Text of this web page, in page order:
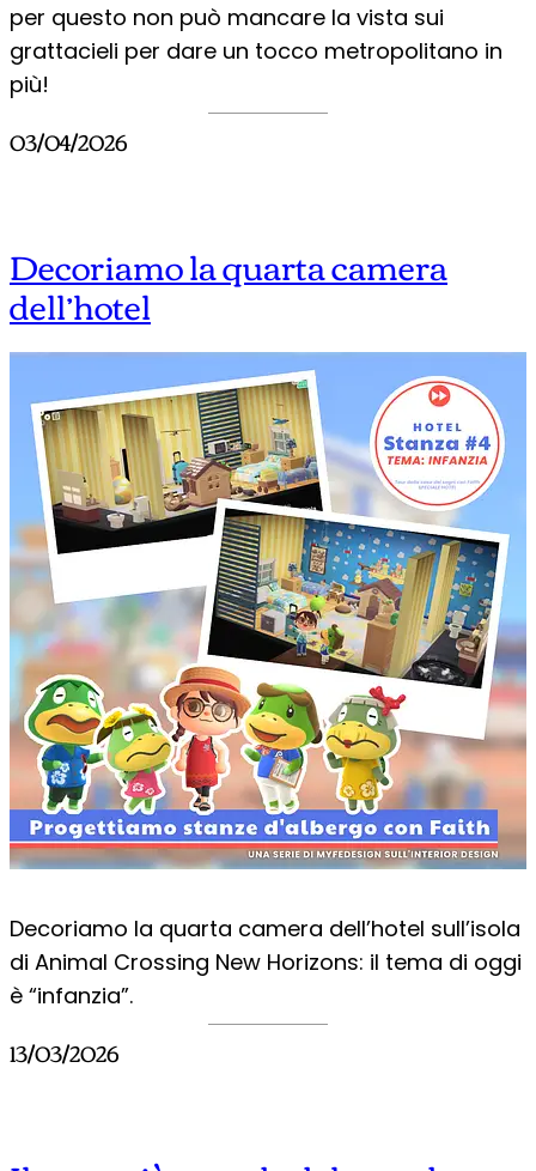
per questo non può mancare la vista sui
grattacieli per dare un tocco metropolitano in
più!
03/04/2026
Decoriamo la quarta camera
dell’hotel
Decoriamo la quarta camera dell’hotel sull’isola
di Animal Crossing New Horizons: il tema di oggi
è “infanzia”.
13/03/2026